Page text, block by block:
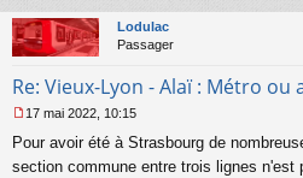
u
Lodulac
Passager
Re: Vieux-Lyon - Alaï : Métro ou
e
s
17 mai 2022, 10:15
Pour avoir été à Strasbourg de
section commune entre trois lignes n'est